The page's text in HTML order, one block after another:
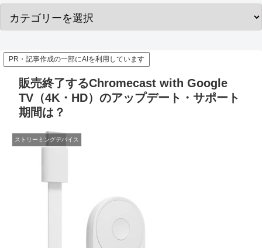
PR・記事作成の一部にAIを利用しています
販売終了するChromecast with Google
TV（4K・HD）のアップデート・サポート
期間は？
ストリーミングデバイス